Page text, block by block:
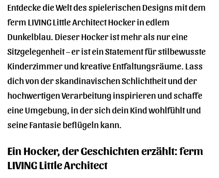
Entdecke die Welt des spielerischen Designs mit dem
ferm LIVING Little Architect Hocker in edlem
Dunkelblau. Dieser Hocker ist mehr als nur eine
Sitzgelegenheit – er ist ein Statement für stilbewusste
Kinderzimmer und kreative Entfaltungsräume. Lass
dich von der skandinavischen Schlichtheit und der
hochwertigen Verarbeitung inspirieren und schaffe
eine Umgebung, in der sich dein Kind wohlfühlt und
seine Fantasie beflügeln kann.
Ein Hocker, der Geschichten erzählt: ferm
LIVING Little Architect